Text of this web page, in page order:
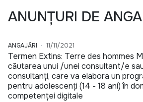
ANUNȚURI DE
ANGAJĂRI 11/11/2021
Termen Extins: Terre des hommes
căutarea unui /unei consultant/e
consultanți, care va elabora un
pentru adolescenți (14 - 18 ani) în
competenței digitale